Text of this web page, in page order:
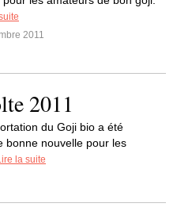
2011
2011
du Goji bio a été
bonne nouvelle pour les
la suite